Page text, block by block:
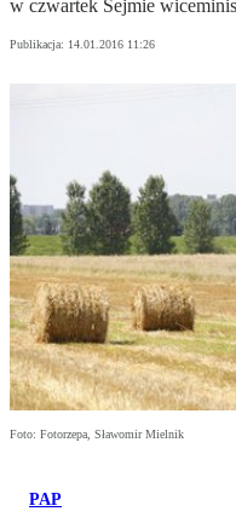
w czwartek Sejmie
Publikacja: 14.01.2016 11:26
Foto: Fotorzepa, Sławomir Mielnik
PAP